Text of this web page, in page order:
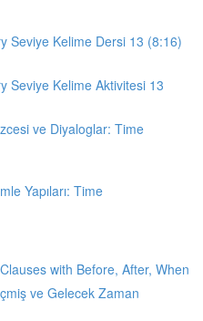
Seviye Kelime Dersi 13 (8:16)
Seviye Kelime Aktivitesi 13
ve Diyaloglar: Time
Yapıları: Time
with Before, After, When
ve Gelecek Zaman